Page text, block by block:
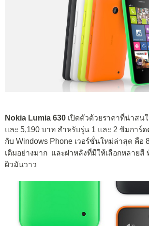
Nokia Lumia 630 เปิดตัวด้วยราคาที่น่าสน
และ 5,190 บาท สำหรับรุ่น 1 และ 2 ซิมการ์
กับ Windows Phone เวอร์ชั่นใหม่ล่าสุด คือ
เดิมอย่างมาก และฝาหลังที่มีให้เลือกหลายสี
ผิวมันวาว